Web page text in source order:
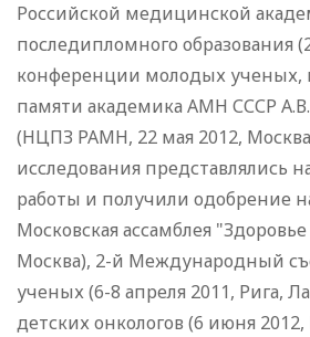
Российской медицинской
последипломного образования
конференции молодых ученых,
памяти академика АМН СССР
(НЦПЗ РАМН, 22 мая 2012,
исследования представлялись
работы и получили одобрение
Московская ассамблея
Москва), 2-й Международный
ученых (6-8 апреля 2011, Рига,
детских онкологов (6 июня 2012,